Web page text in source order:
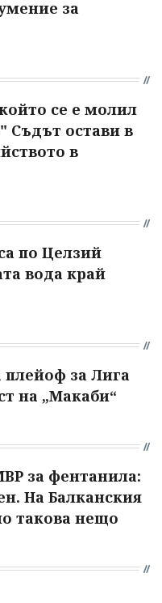
за
се е молил
Съдът остави в
в
по Целзий
вода край
за Лига
на „Макаби“
за фентанила:
На Балканския
такова нещо